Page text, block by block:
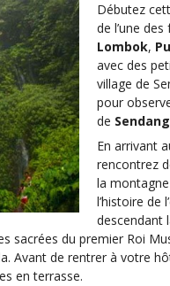
Débutez
de l’une
Lombok,
avec des
village de
pour
de
En arrivant
rencontrez
la
l’histoire de
descendant
sacrées du premier Roi
Avant de rentrer à votre
en terrasse.